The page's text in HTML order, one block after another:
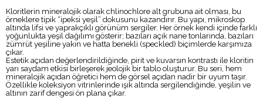
Kloritlerin mineralojik olarak chlinochlore alt grubuna ait olması, bu
örneklere tipik “ipeksi yeşil” dokusunu kazandırır. Bu yapı, mikroskop
altında lifsi ve yaprakçıklı görünüm sergiler. Her örnek kendi içinde farklı
yoğunlukta yeşil dağılımı gösterir; bazıları açık nane tonlarında, bazıları
zümrüt yeşiline yakın ve hatta benekli (speckled) biçimlerde karşımıza
çıkar.
Estetik açıdan değerlendirildiğinde, pirit ve kuvarsın kontrastı ile kloritin
yarı saydam etkisi birleşerek jeolojik bir tablo oluşturur. Bu seri, hem
mineralojik açıdan öğretici hem de görsel açıdan nadir bir uyum taşır.
Özellikle koleksiyon vitrinlerinde ışık altında sergilendiğinde, yeşilin ve
altının zarif dengesi ön plana çıkar.